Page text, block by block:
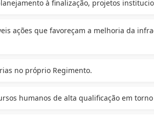
à finalização, projetos
ações que favoreçam a melhoria da
no próprio Regimento.
humanos de alta qualificação em